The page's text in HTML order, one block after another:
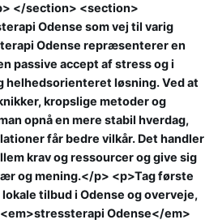
</section> <section>
Odense som vej til varig
Odense repræsenterer en
passive accept af stress og i
helhedsorienteret løsning. Ved at
kropslige metoder og
opnå en mere stabil hverdag,
får bedre vilkår. Det handler
krav og ressourcer og give sig
og mening.</p> <p>Tag første
tilbud i Odense og overveje,
Odense</em>